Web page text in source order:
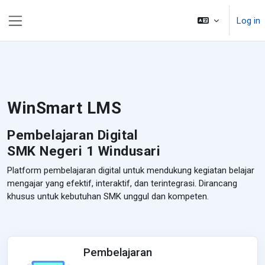
Log in
WinSmart LMS
Pembelajaran Digital
SMK Negeri 1 Windusari
Platform pembelajaran digital untuk mendukung kegiatan belajar
mengajar yang efektif, interaktif, dan terintegrasi. Dirancang
khusus untuk kebutuhan SMK unggul dan kompeten.
Pembelajaran